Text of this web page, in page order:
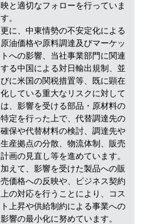
映と適切なフォローを行っていま
す。
更に、中東情勢の不安定化による
原油価格や原料調達及びマーケッ
トへの影響、当社事業部門に関連
する中国による対日輸出規制、並
びに米国の関税措置等、既に顕在
化している重大なリスクに対して
は、影響を受ける部品・原材料の
特定を行った上で、代替調達先の
確保や代替材料の検討、調達先や
生産拠点の分散、物流体制、販売
計画の見直し等を進めています。
加えて、影響を受けた製品への販
売価格への反映や、ビジネス契約
上の対応を行うことにより、コス
ト上昇や供給制約による事業への
影響の最小化に努めています。